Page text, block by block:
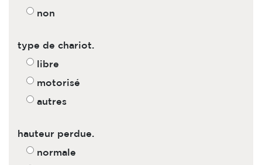
non
type de chariot.
libre
motorisé
autres
hauteur perdue.
normale